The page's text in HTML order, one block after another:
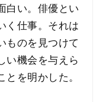
白い。俳優とい
く仕事。それは
ものを見つけて
い機会を与えら
を明かした。